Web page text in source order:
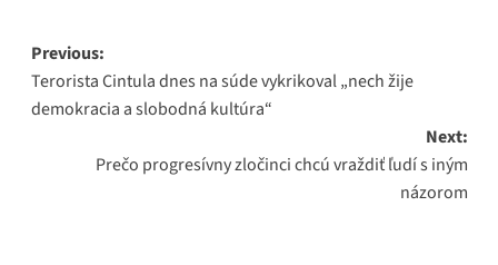
Post
navigation
Previous:
Terorista Cintula dnes na súde vykrikoval „nech žije
demokracia a slobodná kultúra“
Next:
Prečo progresívny zločinci chcú vraždiť ľudí s iným
názorom